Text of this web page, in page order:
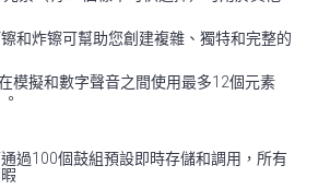
和炸镲可幫助您創建複雜、獨特和完整的
模擬和數字聲音之間使用最多12個元素
過100個鼓組預設即時存儲和調用，所有